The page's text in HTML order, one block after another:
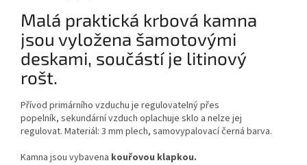
Malá praktická krbová kamna
jsou vyložena šamotovými
deskami, součástí je litinový
rošt.
Přívod primárního vzduchu je regulovatelný přes
popelník, sekundární vzduch oplachuje sklo a nelze jej
regulovat. Materiál: 3 mm plech, samovypalovací černá barva.
Kamna jsou vybavena kouřovou klapkou.